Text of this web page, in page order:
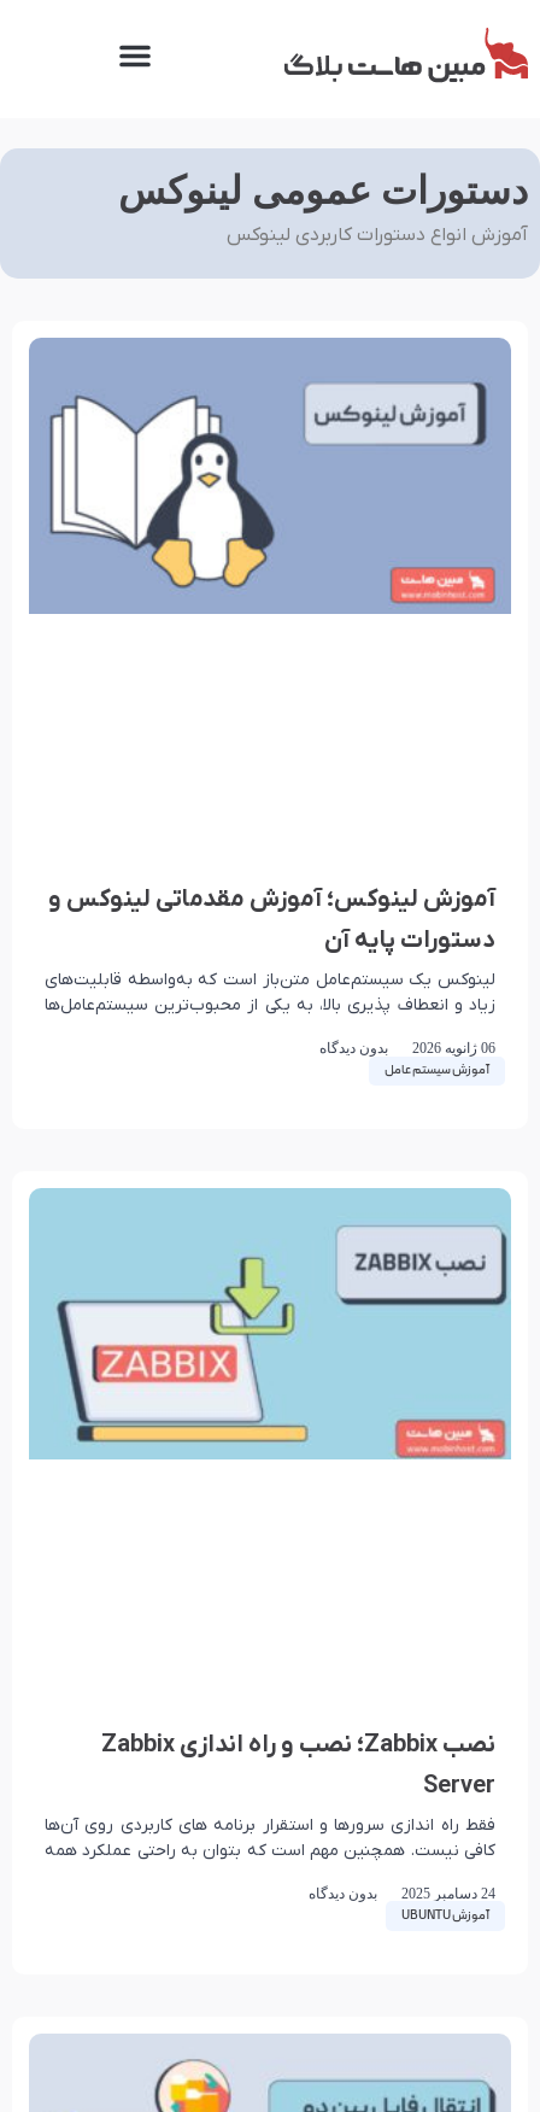
دستورات عمومی لینوکس
آموزش انواع دستورات کاربردی لینوکس
آموزش سیستم عامل
آموزش لینوکس؛ آموزش مقدماتی لینوکس و
دستورات پایه آن
لینوکس یک سیستم‌عامل متن‌باز است که به‌واسطه قابلیت‌های
زیاد و انعطاف پذیری بالا، به یکی از محبوب‌ترین سیستم‌عامل‌ها
06 ژانویه 2026 بدون دیدگاه
آموزش UBUNTU
نصب Zabbix؛ نصب و راه اندازی Zabbix
Server
فقط راه اندازی سرورها و استقرار برنامه های کاربردی روی آن‌ها
کافی نیست. همچنین مهم است که بتوان به راحتی عملکرد همه
24 دسامبر 2025 بدون دیدگاه